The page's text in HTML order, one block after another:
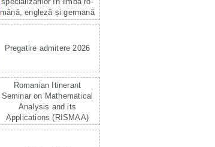
mână, engleză și germană
Pregatire admitere 2026
Romanian Itinerant
Seminar on Mathematical
Analysis and its
Applications (RISMAA)